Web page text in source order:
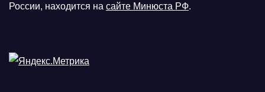
России, находится на сайте Минюста РФ.